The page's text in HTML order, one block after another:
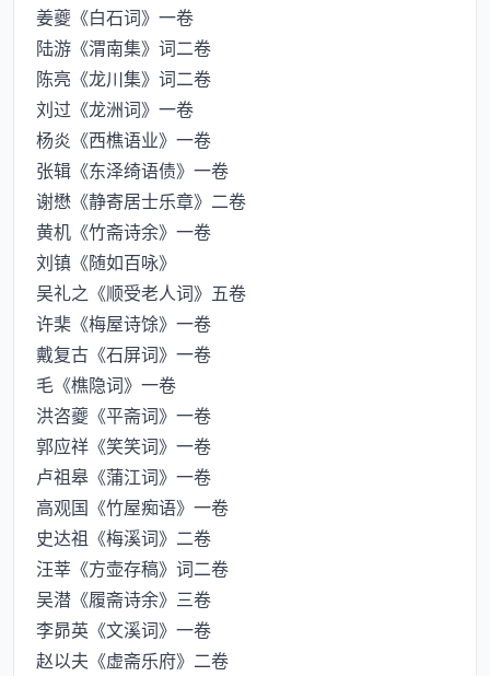
姜夔《白石词》一卷
陆游《渭南集》词二卷
陈亮《龙川集》词二卷
刘过《龙洲词》一卷
杨炎《西樵语业》一卷
张辑《东泽绮语债》一卷
谢懋《静寄居士乐章》二卷
黄机《竹斋诗余》一卷
刘镇《随如百咏》
吴礼之《顺受老人词》五卷
许棐《梅屋诗馀》一卷
戴复古《石屏词》一卷
毛《樵隐词》一卷
洪咨夔《平斋词》一卷
郭应祥《笑笑词》一卷
卢祖皋《蒲江词》一卷
高观国《竹屋痴语》一卷
史达祖《梅溪词》二卷
汪莘《方壶存稿》词二卷
吴潜《履斋诗余》三卷
李昴英《文溪词》一卷
赵以夫《虚斋乐府》二卷